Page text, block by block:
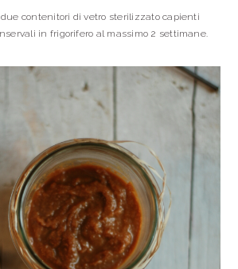
contenitori di vetro sterilizzato capienti
in frigorifero al massimo 2 settimane.